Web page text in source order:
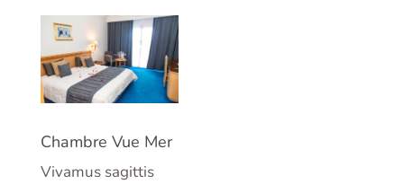
Chambre Vue Mer
Vivamus sagittis